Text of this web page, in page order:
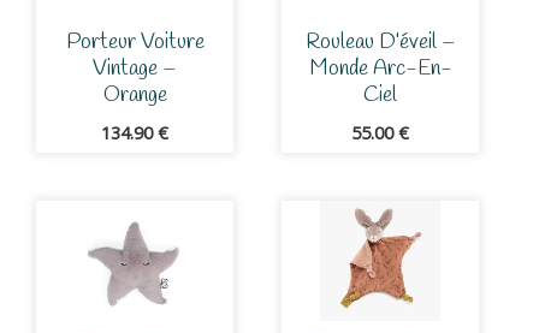
Porteur Voiture
Vintage –
Orange
134.90€
Rouleau D’éveil –
Monde Arc-En-
Ciel
55.00€